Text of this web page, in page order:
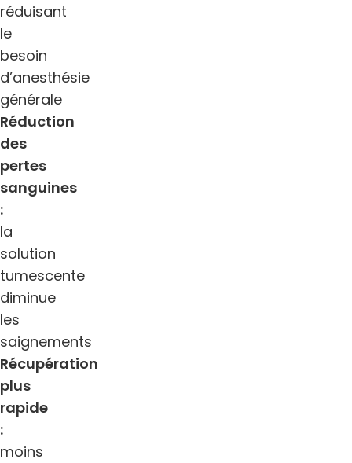
réduisant
le
besoin
d’anesthésie
générale
Réduction
des
pertes
sanguines
:
la
solution
tumescente
diminue
les
saignements
Récupération
plus
rapide
:
moins